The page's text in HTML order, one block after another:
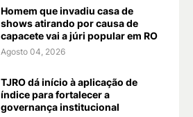
Homem que invadiu casa de
shows atirando por causa de
capacete vai a júri popular em RO
Agosto 04, 2026
TJRO dá início à aplicação de
índice para fortalecer a
governança institucional